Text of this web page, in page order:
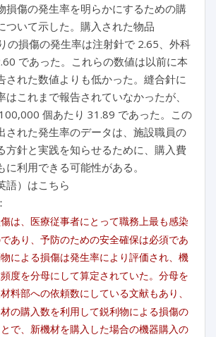
損傷の発生率を明らかにするための購
ついて示した。購入された物品
の損傷の発生率は注射針で 2.65、外科
であった。これらの数値は以前に本
された数値よりも低かった。縫合針に
はこれまで報告されていなかったが、
個あたり 31.89 であった。この
された発生率のデータは、施設職員の
方針と実践を知らせるために、購入費
利用できる可能性がある。
語）はこちら
：
は、医療従事者にとって職務上最も感染
あり、予防のための安全確保は必須であ
による損傷は発生率により評価され、機
度を分母にして算定されていた。分母を
料部への依頼数にしている文献もあり、
の購入数を利用して鋭利物による損傷の
で、新機材を購入した場合の機器購入の